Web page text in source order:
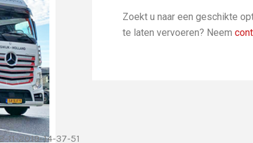
Zoekt u naar een geschikte
te laten vervoeren? Neem